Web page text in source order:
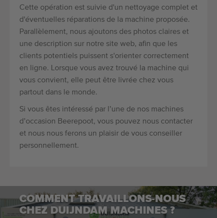
Cette opération est suivie d'un nettoyage complet et
d'éventuelles réparations de la machine proposée.
Parallèlement, nous ajoutons des photos claires et
une description sur notre site web, afin que les
clients potentiels puissent s'orienter correctement
en ligne. Lorsque vous avez trouvé la machine qui
vous convient, elle peut être livrée chez vous
partout dans le monde.
Si vous êtes intéressé par l’une de nos machines
d’occasion Beerepoot, vous pouvez nous contacter
et nous nous ferons un plaisir de vous conseiller
personnellement.
COMMENT TRAVAILLONS-NOUS
CHEZ DUIJNDAM MACHINES ?